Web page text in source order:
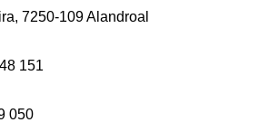
7250-109 Alandroal
151
050